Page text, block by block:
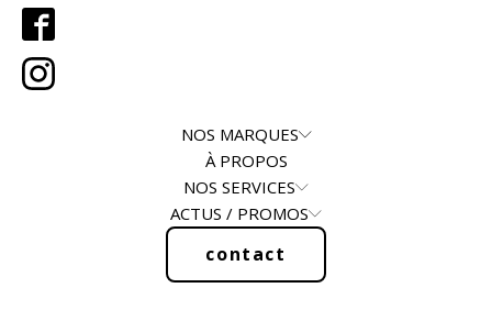
NOS MARQUES
À PROPOS
NOS SERVICES
ACTUS / PROMOS
contact